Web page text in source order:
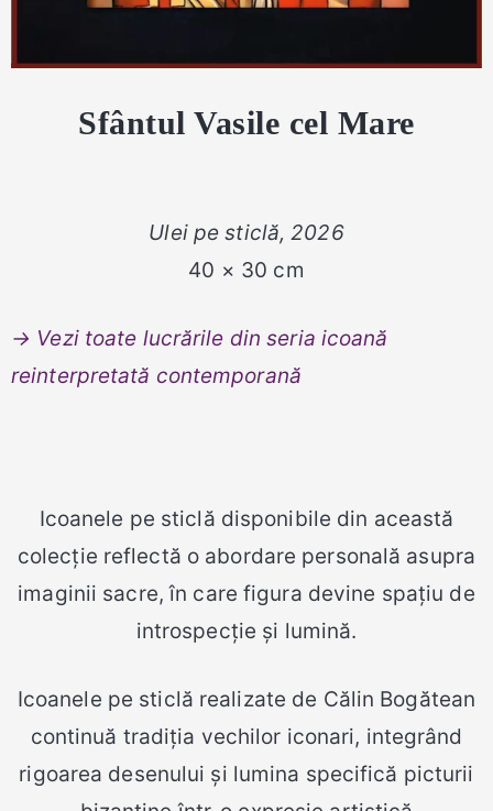
Sfântul Vasile cel Mare
Ulei pe sticlă, 2026
40 × 30 cm
→ Vezi toate lucrările din seria icoană
reinterpretată contemporană
Icoanele pe sticlă disponibile din această
colecție reflectă o abordare personală asupra
imaginii sacre, în care figura devine spațiu de
introspecție și lumină.
Icoanele pe sticlă realizate de Călin Bogătean
continuă tradiția vechilor iconari, integrând
rigoarea desenului și lumina specifică picturii